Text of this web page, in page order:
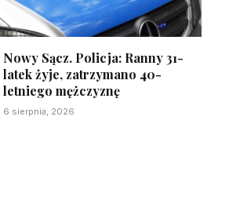
Nowy Sącz. Policja: Ranny 31-
latek żyje, zatrzymano 40-
letniego mężczyznę
6 sierpnia, 2026